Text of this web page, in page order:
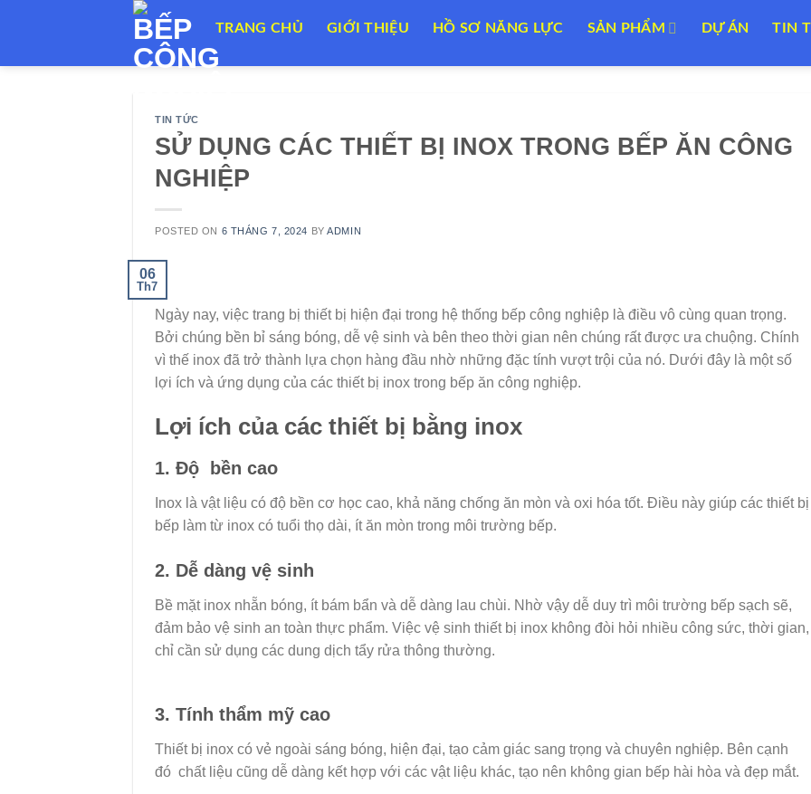
TRANG CHỦ GIỚI THIỆU HỒ SƠ NĂNG LỰC SẢN PHẨM DỰ ÁN TIN
TIN TỨC
SỬ DỤNG CÁC THIẾT BỊ INOX TRONG BẾP ĂN CÔNG
NGHIỆP
POSTED ON 6 THÁNG 7, 2024 BYADMIN
06
Th7
Ngày nay, việc trang bị thiết bị hiện đại trong hệ thống bếp công nghiệp là điều vô cùng quan trọng.
Bởi chúng bền bỉ sáng bóng, dễ vệ sinh và bên theo thời gian nên chúng rất được ưa chuộng. Chính
vì thế inox đã trở thành lựa chọn hàng đầu nhờ những đặc tính vượt trội của nó. Dưới đây là một số
lợi ích và ứng dụng của các thiết bị inox trong bếp ăn công nghiệp.
Lợi ích của các thiết bị bằng inox
1. Độ bền cao
Inox là vật liệu có độ bền cơ học cao, khả năng chống ăn mòn và oxi hóa tốt. Điều này giúp các thiết bị
bếp làm từ inox có tuổi thọ dài, ít ăn mòn trong môi trường bếp.
2. Dễ dàng vệ sinh
Bề mặt inox nhẵn bóng, ít bám bẩn và dễ dàng lau chùi. Nhờ vậy dễ duy trì môi trường bếp sạch sẽ,
đảm bảo vệ sinh an toàn thực phẩm. Việc vệ sinh thiết bị inox không đòi hỏi nhiều công sức, thời gian,
chỉ cần sử dụng các dung dịch tẩy rửa thông thường.
3. Tính thẩm mỹ cao
Thiết bị inox có vẻ ngoài sáng bóng, hiện đại, tạo cảm giác sang trọng và chuyên nghiệp. Bên cạnh
đó chất liệu cũng dễ dàng kết hợp với các vật liệu khác, tạo nên không gian bếp hài hòa và đẹp mắt.